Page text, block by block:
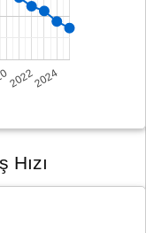
20222024
Hızı